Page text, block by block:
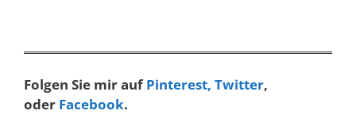
Folgen Sie mir aufPinterest, Twitter,
oder Facebook.